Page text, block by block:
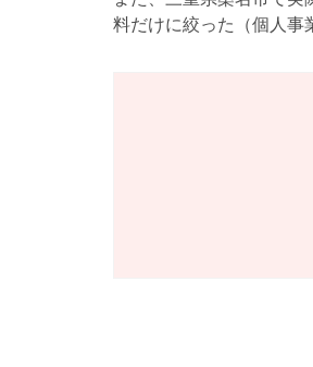
料だけに絞った（個人事